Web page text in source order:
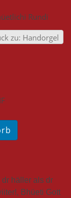
Rundi
zu: Handorgel
häller als dr
Bhüeti Gott